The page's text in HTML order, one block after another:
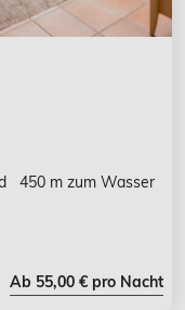
450 m zum Wasser
Ab 55,00 € pro Nacht